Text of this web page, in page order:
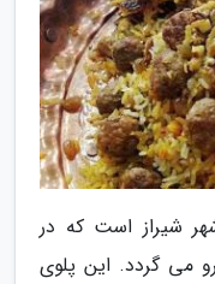
شیراز است که در
می گردد. این پلوی